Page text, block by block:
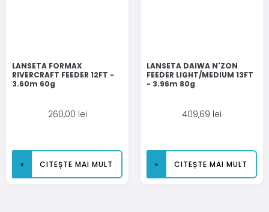
LANSETA FORMAX
RIVERCRAFT FEEDER 12FT -
3.60m 60g
260,00 lei
CITEȘTE MAI MULT
LANSETA DAIWA N'ZON
FEEDER LIGHT/MEDIUM 13FT
- 3.96m 80g
409,69 lei
CITEȘTE MAI MULT